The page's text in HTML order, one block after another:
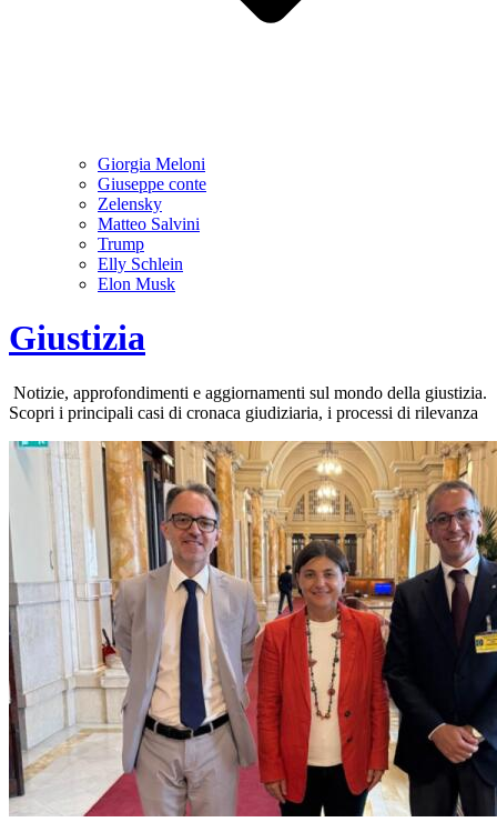
Giorgia Meloni
Giuseppe conte
Zelensky
Matteo Salvini
Trump
Elly Schlein
Elon Musk
Giustizia
Notizie, approfondimenti e aggiornamenti sul mondo della giustizia.
Scopri i principali casi di cronaca giudiziaria, i processi di rilevanza